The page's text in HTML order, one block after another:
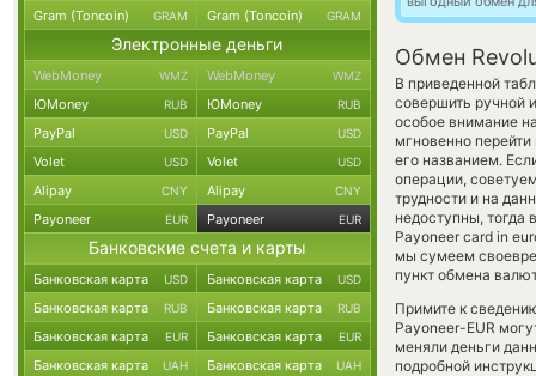
Обмен
В приведенной
совершить ручной
особое внимание
мгновенно
его названием.
операции,
трудности и на
недоступны, тогда
Payoneer card in
мы сумеем
пункт обмена
Примите к
Payoneer-EUR
меняли деньги
подробной
Gram (Toncoin) GRAM Gram (Toncoin) GRAM
Электронные деньги
WebMoney WMZ WebMoney WMZ
ЮMoney RUB ЮMoney RUB
PayPal USD PayPal USD
Volet USD Volet USD
Alipay CNY Alipay CNY
Payoneer EUR Payoneer EUR
Банковские счета и карты
Банковская карта USD Банковская карта USD
Банковская карта RUB Банковская карта RUB
Банковская карта EUR Банковская карта EUR
Банковская карта UAH Банковская карта UAH